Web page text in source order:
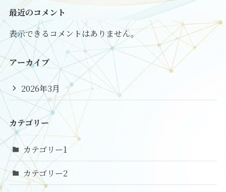
最近のコメント
表示できるコメントはありません。
アーカイブ
2026年3月
カテゴリー
カテゴリー1
カテゴリー2